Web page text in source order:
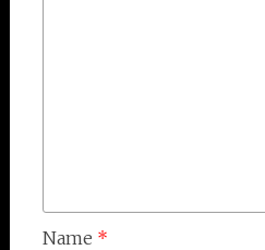
Name *